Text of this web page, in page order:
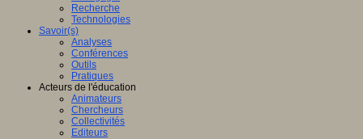
Recherche
Technologies
Savoir(s)
Analyses
Conférences
Outils
Pratiques
Acteurs de l'éducation
Animateurs
Chercheurs
Collectivités
Editeurs